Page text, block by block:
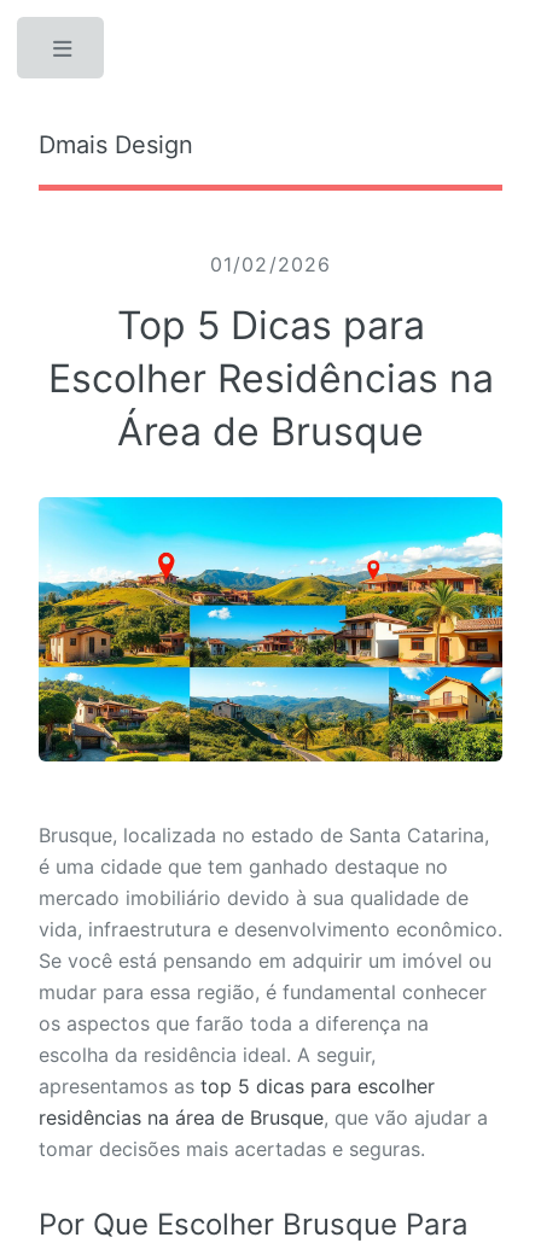
Dmais Design
01/02/2026
Top 5 Dicas para
Escolher Residências na
Área de Brusque
Brusque, localizada no estado de Santa Catarina,
é uma cidade que tem ganhado destaque no
mercado imobiliário devido à sua qualidade de
vida, infraestrutura e desenvolvimento econômico.
Se você está pensando em adquirir um imóvel ou
mudar para essa região, é fundamental conhecer
os aspectos que farão toda a diferença na
escolha da residência ideal. A seguir,
apresentamos as top 5 dicas para escolher
residências na área de Brusque, que vão ajudar a
tomar decisões mais acertadas e seguras.
Por Que Escolher Brusque Para